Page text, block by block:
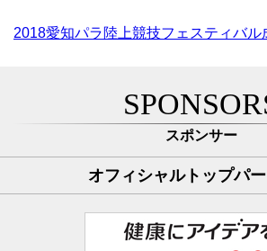
2018愛知パラ陸上競技フェスティバル
スポンサー
オフィシャルトップパ